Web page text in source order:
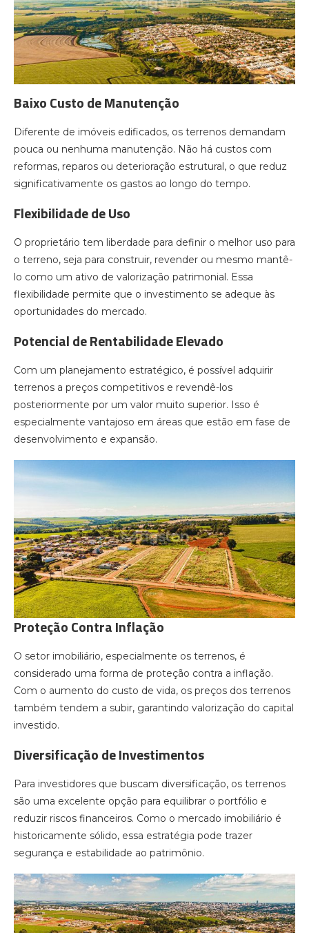
Baixo Custo de Manutenção
Diferente de imóveis edificados, os terrenos demandam
pouca ou nenhuma manutenção. Não há custos com
reformas, reparos ou deterioração estrutural, o que reduz
significativamente os gastos ao longo do tempo.
Flexibilidade de Uso
O proprietário tem liberdade para definir o melhor uso para
o terreno, seja para construir, revender ou mesmo mantê-
lo como um ativo de valorização patrimonial. Essa
flexibilidade permite que o investimento se adeque às
oportunidades do mercado.
Potencial de Rentabilidade Elevado
Com um planejamento estratégico, é possível adquirir
terrenos a preços competitivos e revendê-los
posteriormente por um valor muito superior. Isso é
especialmente vantajoso em áreas que estão em fase de
desenvolvimento e expansão.
Proteção Contra Inflação
O setor imobiliário, especialmente os terrenos, é
considerado uma forma de proteção contra a inflação.
Com o aumento do custo de vida, os preços dos terrenos
também tendem a subir, garantindo valorização do capital
investido.
Diversificação de Investimentos
Para investidores que buscam diversificação, os terrenos
são uma excelente opção para equilibrar o portfólio e
reduzir riscos financeiros. Como o mercado imobiliário é
historicamente sólido, essa estratégia pode trazer
segurança e estabilidade ao patrimônio.